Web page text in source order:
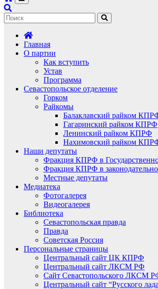
Главная
О партии
Как вступить
Устав
Программа
Севастопольское отделение
Горком
Райкомы
Балаклавский райком
Гагаринский райком КПРФ
Ленинский райком КПРФ
Нахимовский райком
Наши депутаты
Фракция КПРФ в
Фракция КПРФ в
Местные депутаты
Медиатека
Фотогалерея
Видеогалерея
Библиотека
Севастопольская правда
Правда
Советская Россия
Персональные страницы
Центральный сайт ЦК КПРФ
Центральный сайт ЛКСМ РФ
Сайт Севастопольского ЛКСМ
Центральный сайт “Русского